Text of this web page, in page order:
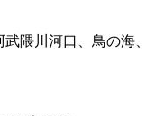
川河口、鳥の海、